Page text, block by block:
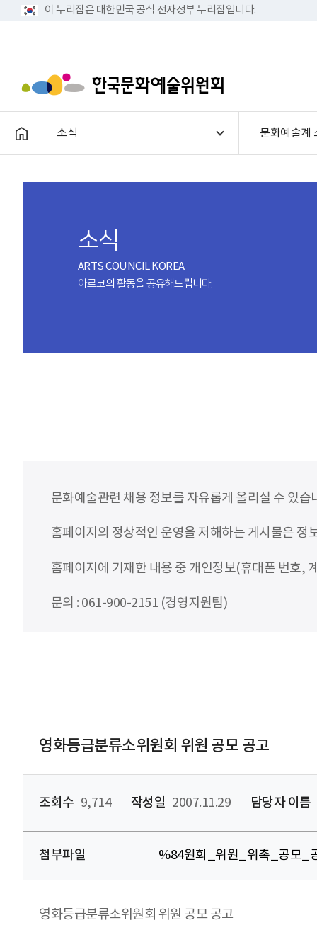
이 누리집은 대한민국 공식 전자정부 누리집입니다.
소식 문화예술계
소식
ARTS COUNCIL KOREA
아르코의 활동을 공유해드립니다.
문화예술관련 채용 정보를 자유롭게 올리실 수 있습
홈페이지의 정상적인 운영을 저해하는 게시물은 정
홈페이지에 기재한 내용 중 개인정보(휴대폰 번호,
문의 : 061-900-2151 (경영지원팀)
영화등급분류소위원회 위원 공모 공고
조회수 9,714 작성일 2007.11.29 담당자 이름
첨부파일 %84원회_위원_위촉_공모_
영화등급분류소위원회 위원 공모 공고